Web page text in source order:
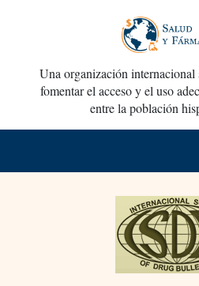
Una organización
fomentar el acceso y el uso
entre la población